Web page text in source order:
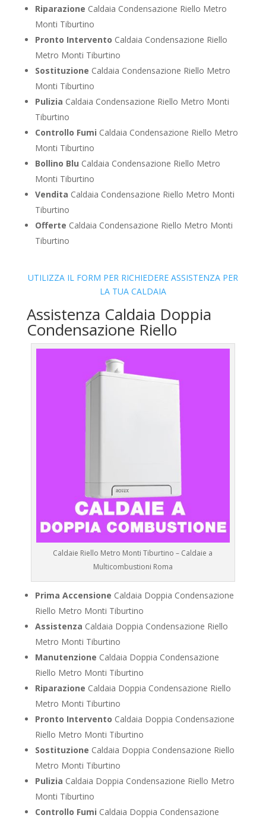
Riparazione Caldaia Condensazione Riello Metro
Monti Tiburtino
Pronto Intervento Caldaia Condensazione Riello
Metro Monti Tiburtino
Sostituzione Caldaia Condensazione Riello Metro
Monti Tiburtino
Pulizia Caldaia Condensazione Riello Metro Monti
Tiburtino
Controllo Fumi Caldaia Condensazione Riello Metro
Monti Tiburtino
Bollino Blu Caldaia Condensazione Riello Metro
Monti Tiburtino
Vendita Caldaia Condensazione Riello Metro Monti
Tiburtino
Offerte Caldaia Condensazione Riello Metro Monti
Tiburtino
UTILIZZA IL FORM PER RICHIEDERE ASSISTENZA PER
LA TUA CALDAIA
Assistenza Caldaia Doppia
Condensazione Riello
Caldaie Riello Metro Monti Tiburtino – Caldaie a
Multicombustioni Roma
Prima Accensione Caldaia Doppia Condensazione
Riello Metro Monti Tiburtino
Assistenza Caldaia Doppia Condensazione Riello
Metro Monti Tiburtino
Manutenzione Caldaia Doppia Condensazione
Riello Metro Monti Tiburtino
Riparazione Caldaia Doppia Condensazione Riello
Metro Monti Tiburtino
Pronto Intervento Caldaia Doppia Condensazione
Riello Metro Monti Tiburtino
Sostituzione Caldaia Doppia Condensazione Riello
Metro Monti Tiburtino
Pulizia Caldaia Doppia Condensazione Riello Metro
Monti Tiburtino
Controllo Fumi Caldaia Doppia Condensazione